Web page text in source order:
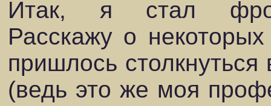
Итак, я стал
Расскажу о
пришлось
(ведь это же моя